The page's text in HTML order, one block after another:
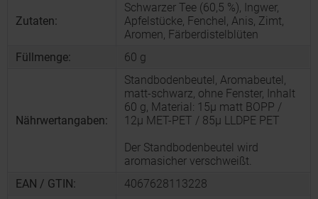
Zutaten:
Schwarzer Tee (60,5 %), Ingwer,
Apfelstücke, Fenchel, Anis, Zimt,
Aromen, Färberdistelblüten
Füllmenge:
60 g
Nährwertangaben:
Standbodenbeutel, Aromabeutel,
matt-schwarz, ohne Fenster, Inhalt
60 g, Material: 15µ matt BOPP /
12µ MET-PET / 85µ LLDPE PET
Der Standbodenbeutel wird
aromasicher verschweißt.
EAN / GTIN:
4067628113228